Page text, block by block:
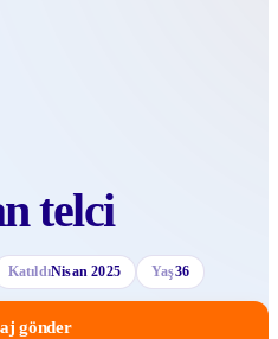
telci
KatıldıNisan 2025 Yaş36
gönder